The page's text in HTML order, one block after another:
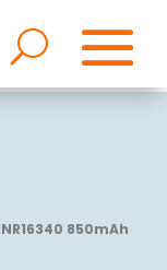
850mAh